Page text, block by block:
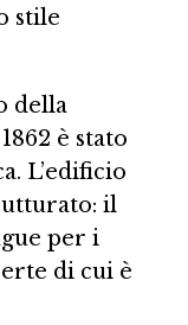
stile
della
è stato
L’edificio
il
per i
di cui è